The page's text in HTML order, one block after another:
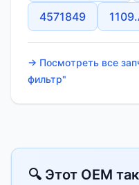
4571849
→ Посмотреть все
фильтр"
🔍 Этот OEM